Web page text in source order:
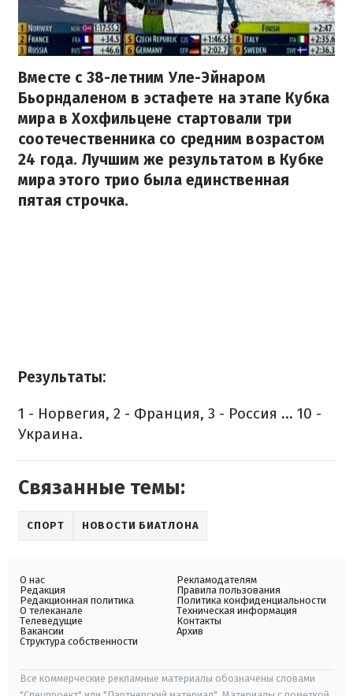
Вместе с 38-летним Уле-Эйнаром
Бьорндаленом в эстафете на этапе Кубка
мира в Хохфильцене стартовали три
соотечественника со средним возрастом
24 года. Лучшим же результатом в Кубке
мира этого трио была единственная
пятая строчка.
Результаты:
1 - Норвегия, 2 - Франция, 3 - Россия ... 10 -
Украина.
Связанные темы:
СПОРТ НОВОСТИ БИАТЛОНА
О нас
Редакция
Редакционная политика
О телеканале
Телеведущие
Вакансии
Структура собственности
Рекламодателям
Правила пользования
Политика конфиденциальности
Техническая информация
Контакты
Архив
Все коммерческие рекламные материалы обозначены словами